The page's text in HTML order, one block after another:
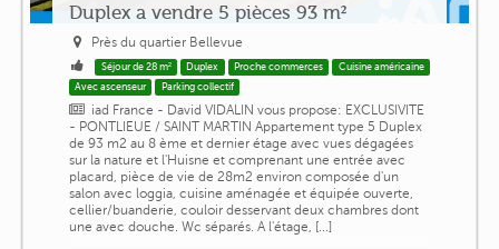
Duplex a vendre 5 pièces 93 m²
Près du quartier Bellevue
Séjour de 28 m² Duplex Proche commerces
Cuisine américaine
Avec ascenseur
Parking collectif
iad France - David VIDALIN vous propose: EXCLUSIVITE
- PONTLIEUE / SAINT MARTIN Appartement type 5 Duplex
de 93 m2 au 8 ème et dernier étage avec vues dégagées
sur la nature et l'Huisne et comprenant une entrée avec
placard, pièce de vie de 28m2 environ composée d'un
salon avec loggia, cuisine aménagée et équipée ouverte,
cellier/buanderie, couloir desservant deux chambres dont
une avec douche. Wc séparés. A l'étage, [...]